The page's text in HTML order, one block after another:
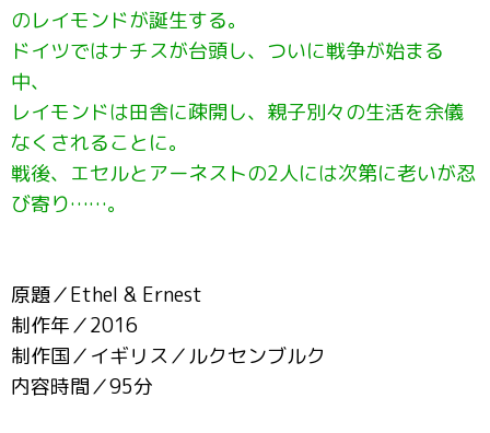
のレイモンドが誕生する。
ドイツではナチスが台頭し、ついに戦争が始まる
中、
レイモンドは田舎に疎開し、親子別々の生活を余儀
なくされることに。
戦後、エセルとアーネストの2人には次第に老いが忍
び寄り……。
原題／Ethel & Ernest
制作年／2016
制作国／イギリス／ルクセンブルク
内容時間／95分